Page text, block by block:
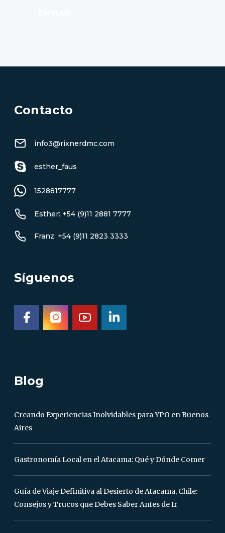
Contacto
info3@rixnerdmc.com
esther_faus
1528817777
Esther: +54 (9)11 2881 7777
Franz: +54 (9)11 2823 3333
Síguenos
Blog
Creando Experiencias Inolvidables para YPO en Buenos
Aires
Gastronomía Local en el Atacama: Qué y Dónde Comer
Guía de Viaje Definitiva al Desierto de Atacama, Chile:
Consejos y Trucos que Debes Saber Antes de Ir